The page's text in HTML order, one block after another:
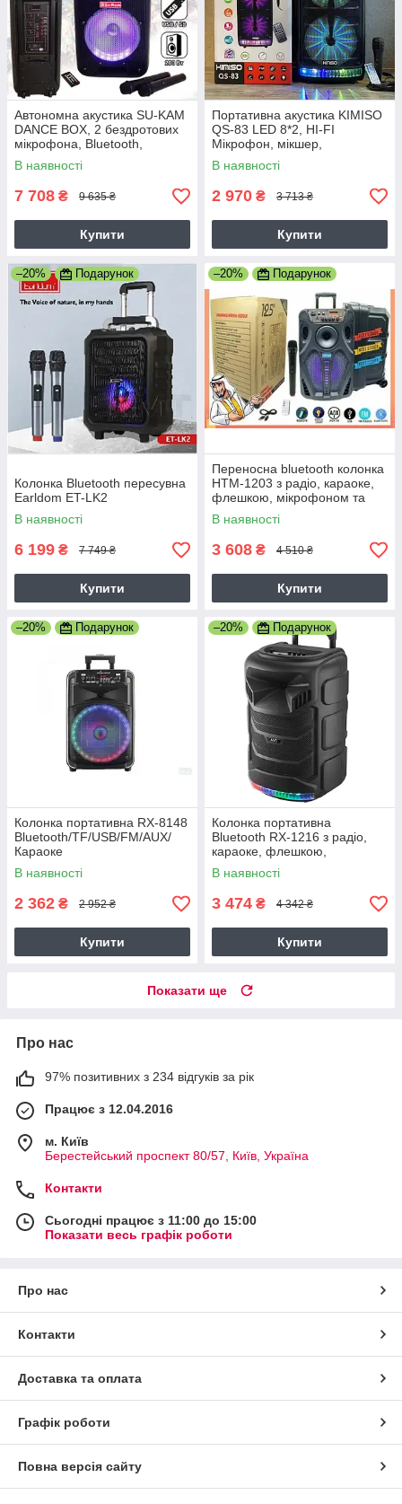
Автономна акустика SU-KAM
DANCE BOX, 2 бездротових
мікрофона, Bluetooth,
Потужність 200 Вт,
Світломузика
В наявності
7 708 ₴ 9 635 ₴
Купити
Портативна акустика KIMISO
QS-83 LED 8*2, HI-FI
Мікрофон, мікшер,
світломузика, потужність 70
Вт
В наявності
2 970 ₴ 3 713 ₴
Купити
–20% Подарунок
Колонка Bluetooth пересувна
Earldom ET-LK2
В наявності
6 199 ₴ 7 749 ₴
Купити
–20% Подарунок
Переносна bluetooth колонка
HTM-1203 з радіо, караоке,
флешкою, мікрофоном та
пультом, колонка валіза
В наявності
3 608 ₴ 4 510 ₴
Купити
–20% Подарунок
Колонка портативна RX-8148
Bluetooth/TF/USB/FM/AUX/
Караоке
В наявності
2 362 ₴ 2 952 ₴
Купити
–20% Подарунок
Колонка портативна
Bluetooth RX-1216 з радіо,
караоке, флешкою,
мікрофоном та пультом,
колонка валіза
В наявності
3 474 ₴ 4 342 ₴
Купити
Показати ще
Про нас
97% позитивних з 234 відгуків за рік
Працює з 12.04.2016
м. Київ
Берестейський проспект 80/57, Київ, Україна
Контакти
Сьогодні працює з 11:00 до 15:00
Показати весь графік роботи
Про нас
Контакти
Доставка та оплата
Графік роботи
Повна версія сайту